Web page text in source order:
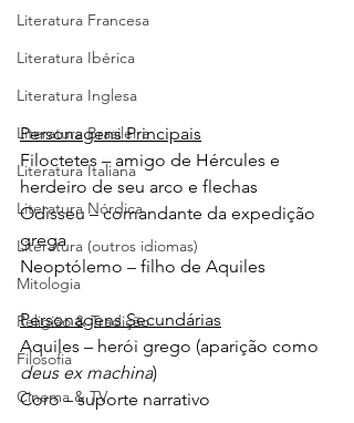
Literatura Francesa
Literatura Ibérica
Literatura Inglesa
Literatura Brasileira
Literatura Italiana
Literatura Nórdica
Literatura (outros idiomas)
Mitologia
Religião & Tradição
Filosofia
Cinema & TV
Personagens Principais
Filoctetes – amigo de Hércules e
herdeiro de seu arco e flechas
Odisseu – comandante da expedição
grega
Neoptólemo – filho de Aquiles
Personagens Secundárias
Aquiles – herói grego (aparição como
deus ex machina)
Coro – suporte narrativo